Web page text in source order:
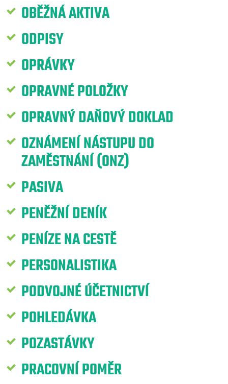
OBĚŽNÁ AKTIVA
ODPISY
OPRÁVKY
OPRAVNÉ POLOŽKY
OPRAVNÝ DAŇOVÝ DOKLAD
OZNÁMENÍ NÁSTUPU DO
ZAMĚSTNÁNÍ (ONZ)
PASIVA
PENĚŽNÍ DENÍK
PENÍZE NA CESTĚ
PERSONALISTIKA
PODVOJNÉ ÚČETNICTVÍ
POHLEDÁVKA
POZASTÁVKY
PRACOVNÍ POMĚR